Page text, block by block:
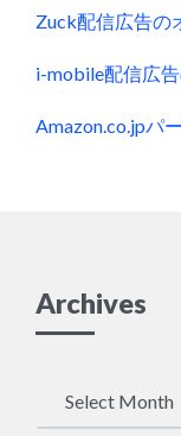
Zuck配信広告の
i-mobile配信広
Amazon.co.jpパ
Archives